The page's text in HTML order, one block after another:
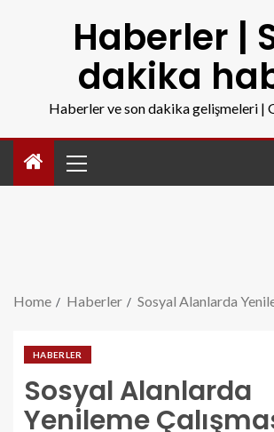
Haberler |
dakika
Haberler ve son dakika gelişmeleri |
Home Haberler Sosyal Alanlarda
HABERLER
Sosyal Alanlarda
Yenileme